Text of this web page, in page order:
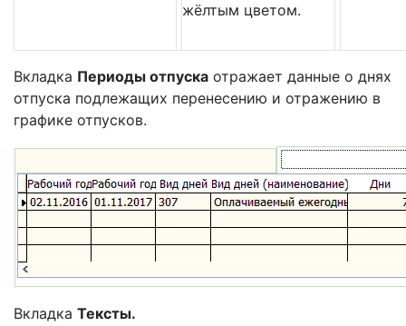
жёлтым цветом.
Вкладка Периоды отпуска отражает данные о днях
отпуска подлежащих перенесению и отражению в
графике отпусков.
Вкладка Тексты.